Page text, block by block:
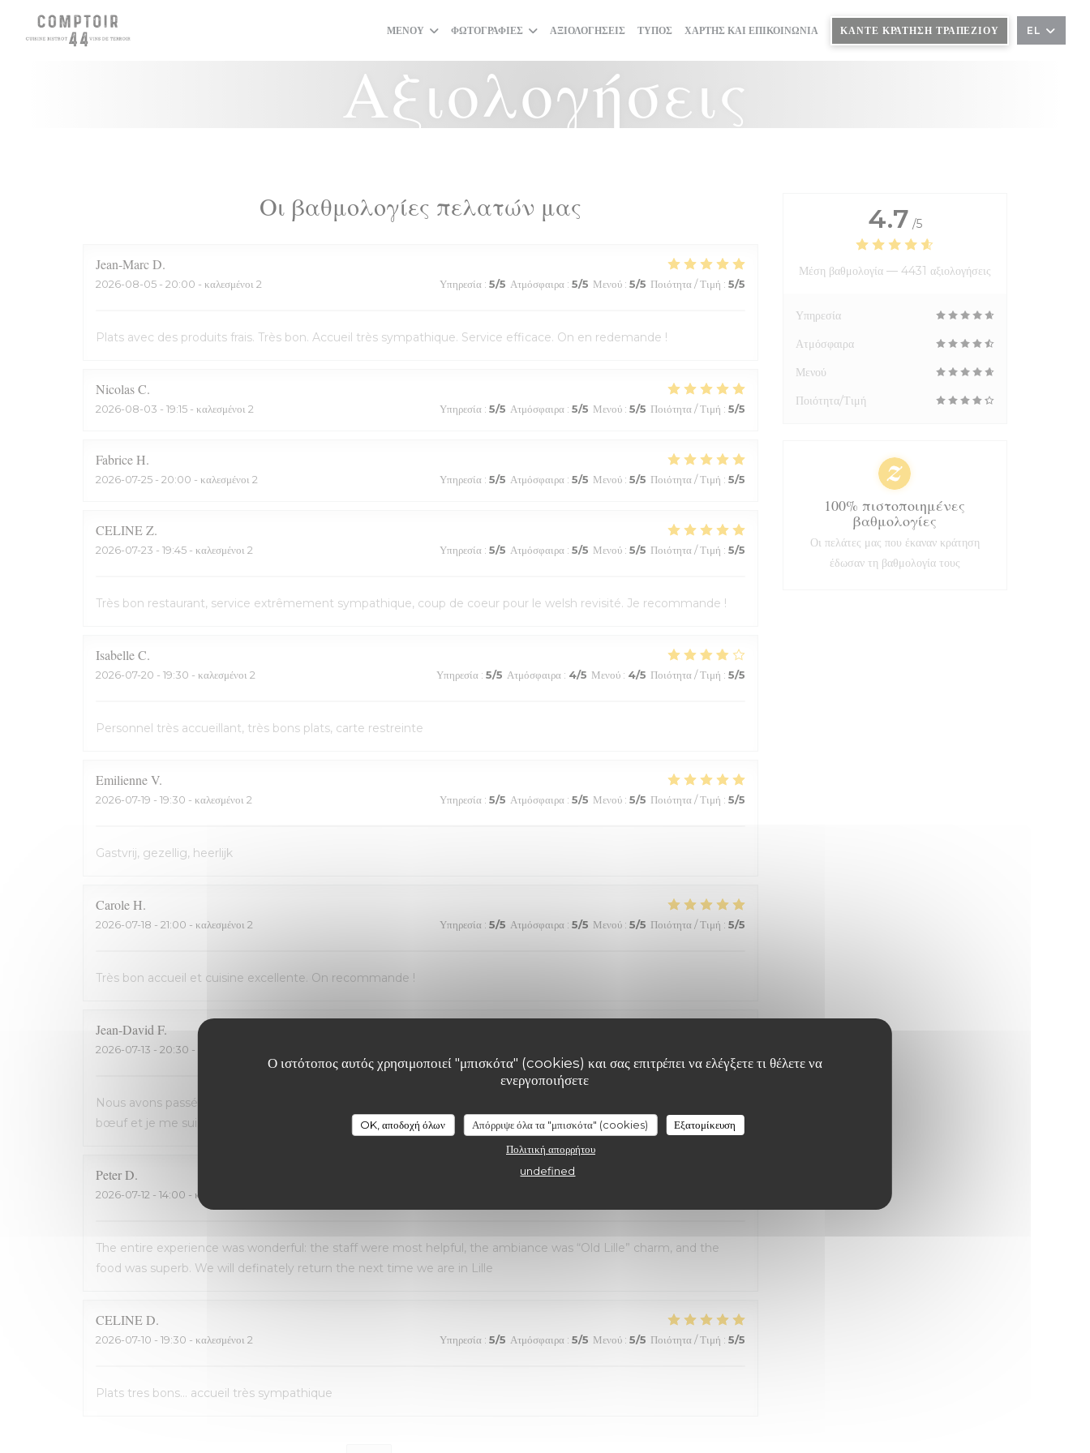
Πίνακας διαχείρισης "Μπισκότων" (Cookies)
Ο ιστότοπος αυτός χρησιμοποιεί "μπισκότα" (cookies) και σας επιτρέπει να ελέγξετε τι θέλετε να
ενεργοποιήσετε
OK, αποδοχή όλων Απόρριψε όλα τα "μπισκότα" (cookies)
Εξατομίκευση
Πολιτική απορρήτου
undefined
ΜΕΝΟΎ ΦΩΤΟΓΡΑΦΊΕΣ ΑΞΙΟΛΟΓΉΣΕΙΣ ΤΎΠΟΣ ΧΆΡΤΗΣ ΚΑΙ ΕΠΙΚΟΙΝΩΝΊΑ ΚΆΝΤΕ ΚΡΆΤΗΣΗ ΤΡΑΠΕΖΙΟΎ EL
Αξιολογήσεις
Οι βαθμολογίες πελατών μας
Jean-MarcD
2026-08-05 - 20:00 - καλεσμένοι 2 Υπηρεσία: 5/5 Ατμόσφαιρα: 5/5 Μενού: 5/5 Ποιότητα / Τιμή : 5/5
Plats avec des produits frais. Très bon. Accueil très sympathique. Service efficace. On en redemande !
NicolasC
2026-08-03 - 19:15 - καλεσμένοι 2 Υπηρεσία: 5/5 Ατμόσφαιρα: 5/5 Μενού: 5/5 Ποιότητα / Τιμή : 5/5
FabriceH
2026-07-25 - 20:00 - καλεσμένοι 2 Υπηρεσία: 5/5 Ατμόσφαιρα: 5/5 Μενού: 5/5 Ποιότητα / Τιμή : 5/5
CELINEZ
2026-07-23 - 19:45 - καλεσμένοι 2 Υπηρεσία: 5/5 Ατμόσφαιρα: 5/5 Μενού: 5/5 Ποιότητα / Τιμή : 5/5
Très bon restaurant, service extrêmement sympathique, coup de coeur pour le welsh revisité. Je recommande !
IsabelleC
2026-07-20 - 19:30 - καλεσμένοι 2 Υπηρεσία: 5/5 Ατμόσφαιρα: 4/5 Μενού: 4/5 Ποιότητα / Τιμή : 5/5
Personnel très accueillant, très bons plats, carte restreinte
EmilienneV
2026-07-19 - 19:30 - καλεσμένοι 2 Υπηρεσία: 5/5 Ατμόσφαιρα: 5/5 Μενού: 5/5 Ποιότητα / Τιμή : 5/5
Gastvrij, gezellig, heerlijk
CaroleH
2026-07-18 - 21:00 - καλεσμένοι 2 Υπηρεσία: 5/5 Ατμόσφαιρα: 5/5 Μενού: 5/5 Ποιότητα / Τιμή : 5/5
Très bon accueil et cuisine excellente. On recommande !
Jean-David F
2026-07-13 - 20:30 - καλεσμένοι 2
Nous avons passé une excellente soirée, service au top et nourriture de très bonne qualité. J’ai pris la cote de
bœuf et je me suis régalé. Les frites étaient aussi excellentes. Nous recommandons sans aucune hésitation.
PeterD
2026-07-12 - 14:00 - καλεσμένοι 2
The entire experience was wonderful: the staff were most helpful, the ambiance was “Old Lille” charm, and the
food was superb. We will definately return the next time we are in Lille
CELINED
2026-07-10 - 19:30 - καλεσμένοι 2 Υπηρεσία: 5/5 Ατμόσφαιρα: 5/5 Μενού: 5/5 Ποιότητα / Τιμή : 5/5
Plats tres bons... accueil très sympathique
4.7 /5
Μέση βαθμολογία — 4431 αξιολογήσεις
Υπηρεσία
Ατμόσφαιρα
Μενού
Ποιότητα/Τιμή
100% πιστοποιημένες
βαθμολογίες
Οι πελάτες μας που έκαναν κράτηση
έδωσαν τη βαθμολογία τους